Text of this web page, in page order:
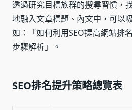
透過研究目標族群的搜尋習慣，
地融入文章標題、內文中，可以
如：「如何利用SEO提高網站排
步驟解析」。
SEO排名提升策略總覽表